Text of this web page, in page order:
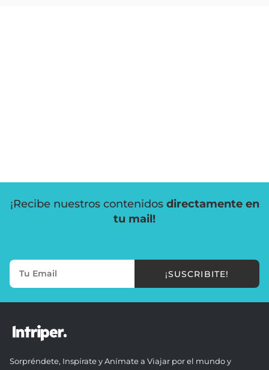
¡Recibe nuestros contenidos directamente en
tu mail!
¡SUSCRIBITE!
Sorpréndete, Inspírate y Anímate a Viajar por el mundo y